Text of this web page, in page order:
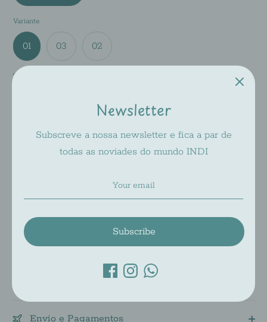
Variante
01 03 02
Tamanho
Add to Cart
INDI 2
Check availability at other stores
Envio e Pagamentos
Newsletter
Subscreve a nossa newsletter e fica a par de
todas as noviades do mundo INDI
Subscribe